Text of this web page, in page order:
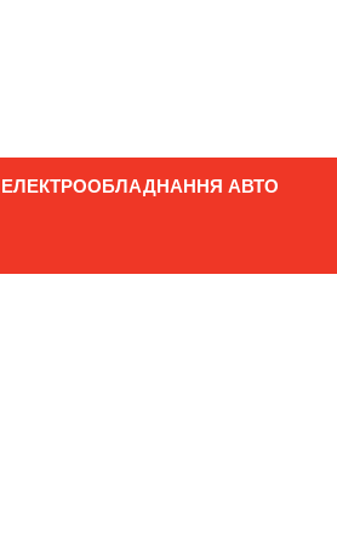
ЕЛЕКТРООБЛАДНАННЯ АВТО